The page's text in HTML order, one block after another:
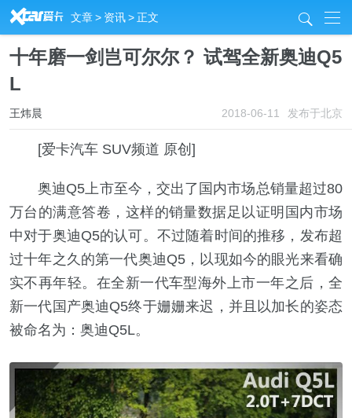
R 文章> 资讯>正文 j
十年磨一剑岂可尔尔？ 试驾全新奥迪Q5
L
2018-06-11 发布于北京
王炜晨
[爱卡汽车 SUV频道 原创]
奥迪Q5上市至今，交出了国内市场总销量超过80
万台的满意答卷，这样的销量数据足以证明国内市场
中对于奥迪Q5的认可。不过随着时间的推移，发布超
过十年之久的第一代奥迪Q5，以现如今的眼光来看确
实不再年轻。在全新一代车型海外上市一年之后，全
新一代国产奥迪Q5终于姗姗来迟，并且以加长的姿态
被命名为：奥迪Q5L。